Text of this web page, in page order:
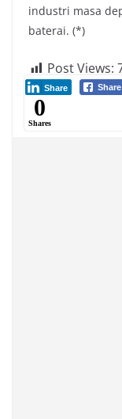
industri masa
baterai. (*)
Post Views:
Share
Share
0
Shares